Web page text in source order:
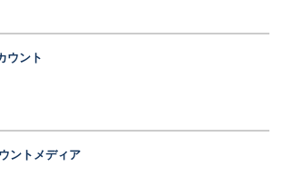
ウント
ントメディア